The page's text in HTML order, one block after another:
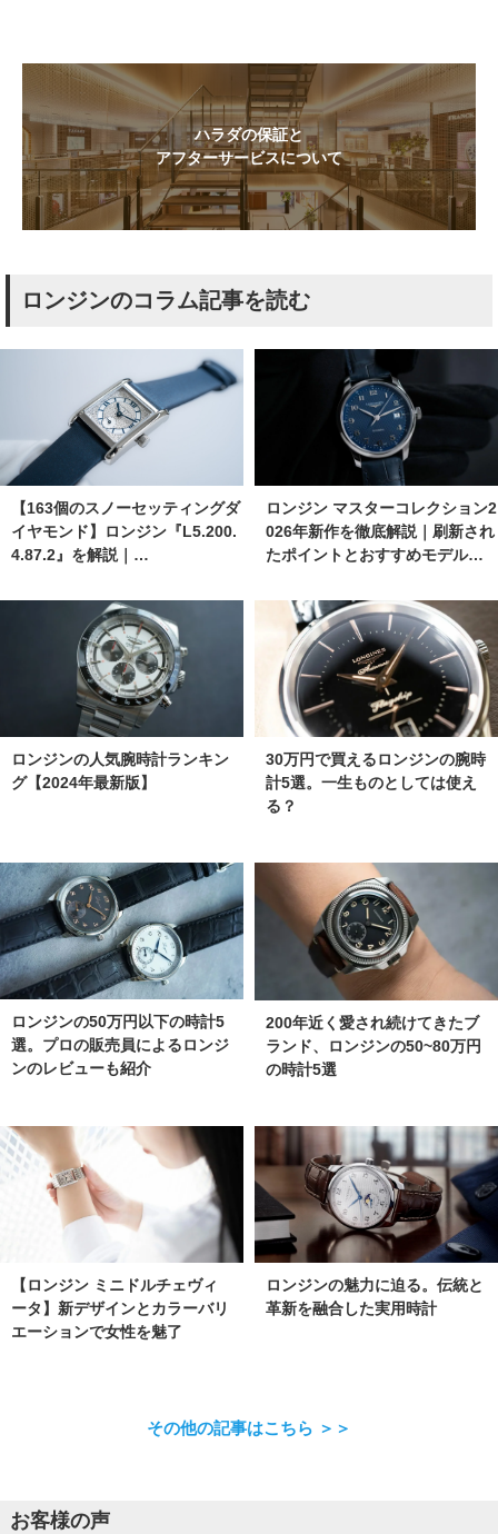
ハラダの保証と
アフターサービスについて
ロンジンのコラム記事を読む
【163個のスノーセッティングダ
イヤモンド】ロンジン『L5.200.
4.87.2』を解説｜…
ロンジン マスターコレクション2
026年新作を徹底解説｜刷新され
たポイントとおすすめモデル…
ロンジンの人気腕時計ランキン
グ【2024年最新版】
30万円で買えるロンジンの腕時
計5選。一生ものとしては使え
る？
ロンジンの50万円以下の時計5
選。プロの販売員によるロンジ
ンのレビューも紹介
200年近く愛され続けてきたブ
ランド、ロンジンの50~80万円
の時計5選
【ロンジン ミニドルチェヴィ
ータ】新デザインとカラーバリ
エーションで女性を魅了
ロンジンの魅力に迫る。伝統と
革新を融合した実用時計
その他の記事はこちら ＞＞
お客様の声